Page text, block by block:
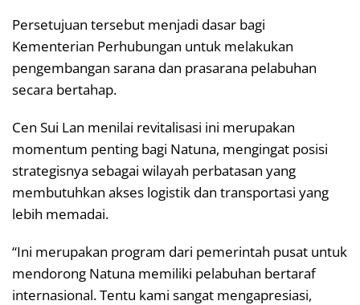
Persetujuan tersebut menjadi dasar bagi
Kementerian Perhubungan untuk melakukan
pengembangan sarana dan prasarana pelabuhan
secara bertahap.
Cen Sui Lan menilai revitalisasi ini merupakan
momentum penting bagi Natuna, mengingat posisi
strategisnya sebagai wilayah perbatasan yang
membutuhkan akses logistik dan transportasi yang
lebih memadai.
“Ini merupakan program dari pemerintah pusat untuk
mendorong Natuna memiliki pelabuhan bertaraf
internasional. Tentu kami sangat mengapresiasi,